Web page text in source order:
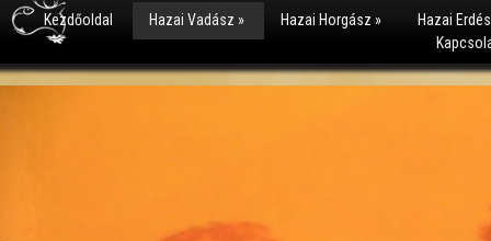
Kezdőoldal Hazai Vadász » Hazai Horgász »
Hazai